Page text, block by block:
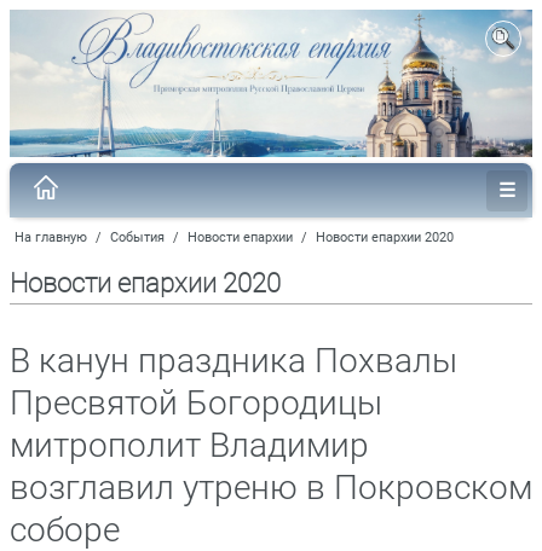
На главную / События / Новости епархии / Новости епархии 2020
Новости епархии 2020
В канун праздника Похвалы
Пресвятой Богородицы
митрополит Владимир
возглавил утреню в Покровском
соборе